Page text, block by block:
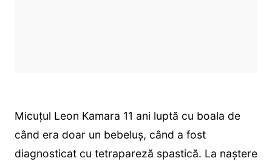
Micuțul Leon Kamara 11 ani luptă cu boala de
când era doar un bebeluș, când a fost
diagnosticat cu tetrapareză spastică. La naștere